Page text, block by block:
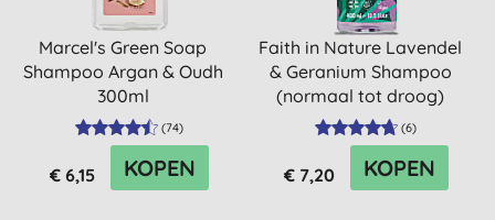
Marcel's Green Soap
Shampoo Argan & Oudh
300ml
(74)
€ 6,15 KOPEN
Faith in Nature Lavendel
& Geranium Shampoo
(normaal tot droog)
(6)
€ 7,20 KOPEN